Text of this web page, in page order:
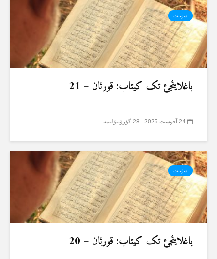
سۆننت
باغلایئجئ تک کیتاب: قورئان – 21
24 آقوست 2025 28 گؤرۆنتۆلنمە
سۆننت
باغلایئجئ تک کیتاب: قورئان – 20